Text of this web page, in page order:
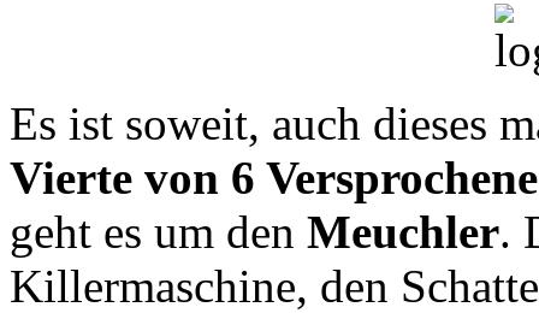
Es ist soweit, auch dieses
Vierte von 6
geht es um den Meuchler.
Killermaschine, den